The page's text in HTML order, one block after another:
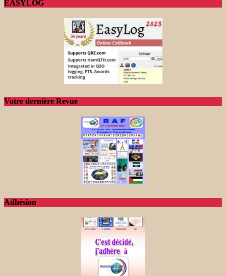
EASYLOG
Votre dernière Revue
Adhésion